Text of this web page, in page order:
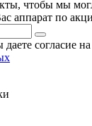
чтобы мы
аппарат по
согласие на